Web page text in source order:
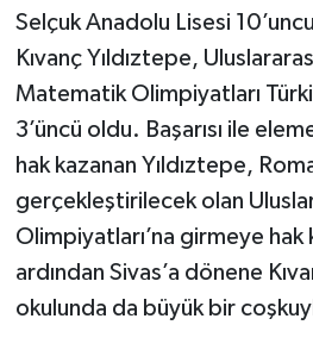
Selçuk Anadolu Lisesi
Kıvanç Yıldıztepe,
Matematik Olimpiyatları
3’üncü oldu. Başarısı ile
hak kazanan Yıldıztepe,
gerçekleştirilecek olan
Olimpiyatları’na girmeye hak
ardından Sivas’a dönene
okulunda da büyük bir